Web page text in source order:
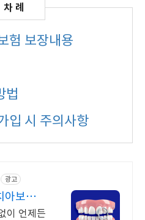
험 보장내용
법
입 시 주의사항
광고
아보험
이 언제든